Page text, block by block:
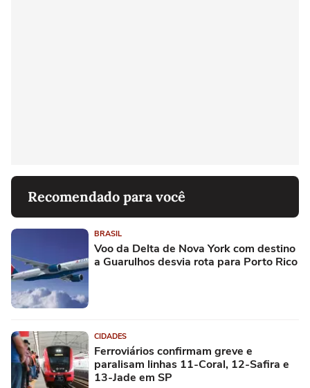
Recomendado para você
BRASIL
Voo da Delta de Nova York com destino
a Guarulhos desvia rota para Porto Rico
CIDADES
Ferroviários confirmam greve e
paralisam linhas 11-Coral, 12-Safira e
13-Jade em SP